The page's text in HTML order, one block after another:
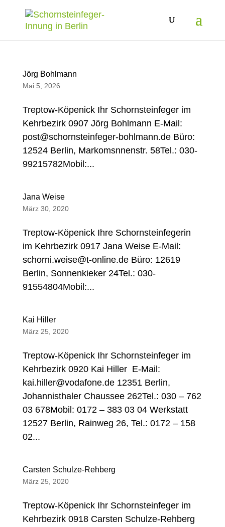
Jörg Bohlmann
Mai 5, 2026
Treptow-Köpenick Ihr Schornsteinfeger im
Kehrbezirk 0907 Jörg Bohlmann E-Mail:
post@schornsteinfeger-bohlmann.de Büro:
12524 Berlin, Markomsnnenstr. 58Tel.: 030-
99215782Mobil:...
Jana Weise
März 30, 2020
Treptow-Köpenick Ihre Schornsteinfegerin
im Kehrbezirk 0917 Jana Weise E-Mail:
schorni.weise@t-online.de Büro: 12619
Berlin, Sonnenkieker 24Tel.: 030-
91554804Mobil:...
Kai Hiller
März 25, 2020
Treptow-Köpenick Ihr Schornsteinfeger im
Kehrbezirk 0920 Kai Hiller E-Mail:
kai.hiller@vodafone.de 12351 Berlin,
Johannisthaler Chaussee 262Tel.: 030 – 762
03 678Mobil: 0172 – 383 03 04 Werkstatt
12527 Berlin, Rainweg 26, Tel.: 0172 – 158
02...
Carsten Schulze-Rehberg
März 25, 2020
Treptow-Köpenick Ihr Schornsteinfeger im
Kehrbezirk 0918 Carsten Schulze-Rehberg